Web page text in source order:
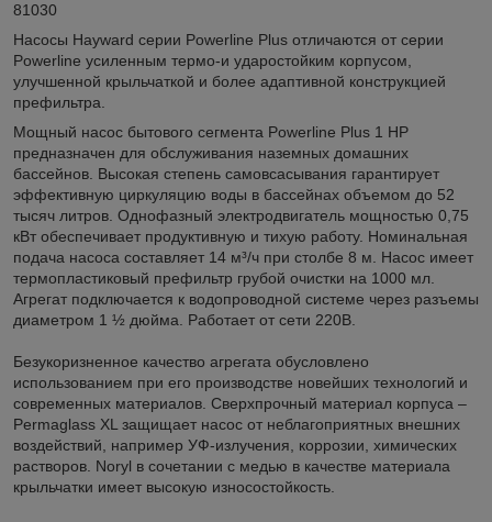
81030
Насосы Hayward серии Powerline Plus отличаются от серии
Powerline усиленным термо-и ударостойким корпусом,
улучшенной крыльчаткой и более адаптивной конструкцией
префильтра.
Мощный насос бытового сегмента Powerline Plus 1 HP
предназначен для обслуживания наземных домашних
бассейнов. Высокая степень самовсасывания гарантирует
эффективную циркуляцию воды в бассейнах объемом до 52
тысяч литров. Однофазный электродвигатель мощностью 0,75
кВт обеспечивает продуктивную и тихую работу. Номинальная
подача насоса составляет 14 м³/ч при столбе 8 м. Насос имеет
термопластиковый префильтр грубой очистки на 1000 мл.
Агрегат подключается к водопроводной системе через разъемы
диаметром 1 ½ дюйма. Работает от сети 220В.
Безукоризненное качество агрегата обусловлено
использованием при его производстве новейших технологий и
современных материалов. Сверхпрочный материал корпуса –
Permaglass XL защищает насос от неблагоприятных внешних
воздействий, например УФ-излучения, коррозии, химических
растворов. Noryl в сочетании с медью в качестве материала
крыльчатки имеет высокую износостойкость.